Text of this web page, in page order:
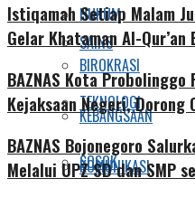
HUKUM
BIROKRASI
KEBANGSAAN
KOMUNIKASI
SAINS
TEKNOLOGI
SOSOK
Istiqamah Setiap Malam
Gelar Khataman Al-
BAZNAS Kota
Kejaksaan Negeri, Dorong
BAZNAS Bojonegoro
Melalui UPZ SD dan SMP